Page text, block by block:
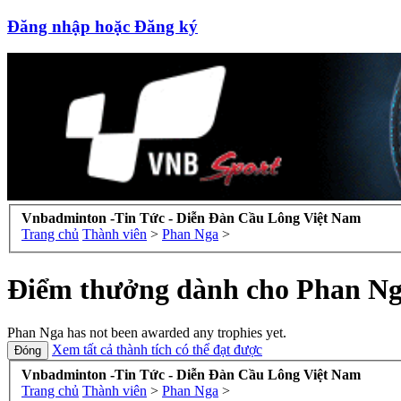
Đăng nhập hoặc Đăng ký
Vnbadminton -Tin Tức - Diễn Đàn Cầu Lông Việt Nam
Trang chủ Thành viên > Phan Nga >
Điểm thưởng dành cho Phan
Phan Nga has not been awarded any trophies yet.
Xem tất cả thành tích có thể đạt được
Vnbadminton -Tin Tức - Diễn Đàn Cầu Lông Việt Nam
Trang chủ Thành viên > Phan Nga >